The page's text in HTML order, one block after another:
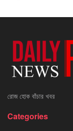
রোজ হোক বাঁচার খবর
Categories